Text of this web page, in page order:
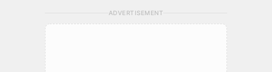
ADVERTISEMENT